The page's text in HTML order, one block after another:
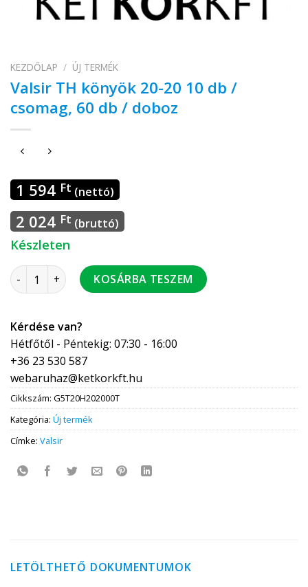
KEZDŐLAP / ÚJ TERMÉK
Valsir TH könyök 20-20 10 db /
csomag, 60 db / doboz
1 594 Ft (nettó)
2 024 Ft (bruttó)
Készleten
Valsir TH könyök 20-20 10 db / csomag, 60 db / doboz
KOSÁRBA TESZEM
Kérdése van?
Hétfőtől - Péntekig: 07:30 - 16:00
+36 23 530 587
webaruhaz@ketkorkft.hu
Cikkszám: G5T20H202000T
Kategória: Új termék
Címke: Valsir
LETÖLTHETŐ DOKUMENTUMOK